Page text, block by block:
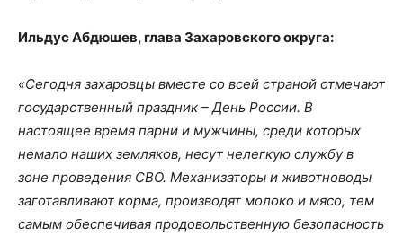
Ильдус Абдюшев, глава Захаровского округа:
«Сегодня захаровцы вместе со всей страной отмечают
государственный праздник – День России. В
настоящее время парни и мужчины, среди которых
немало наших земляков, несут нелегкую службу в
зоне проведения СВО. Механизаторы и животноводы
заготавливают корма, производят молоко и мясо, тем
самым обеспечивая продовольственную безопасность